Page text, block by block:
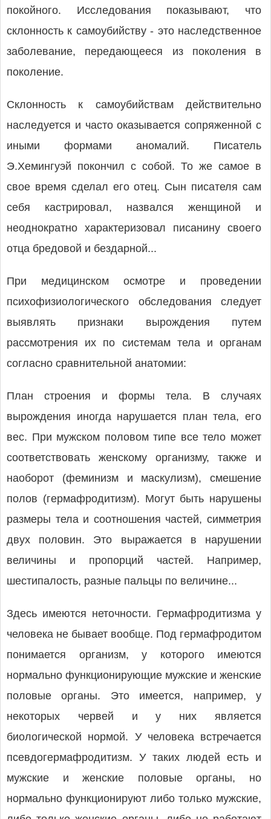
покойного. Исследования показывают, что
склонность к самоубийству - это наследственное
заболевание, передающееся из поколения в
поколение.
Склонность к самоубийствам действительно
наследуется и часто оказывается сопряженной с
иными формами аномалий. Писатель
Э.Хемингуэй покончил с собой. То же самое в
свое время сделал его отец. Сын писателя сам
себя кастрировал, назвался женщиной и
неоднократно характеризовал писанину своего
отца бредовой и бездарной...
При медицинском осмотре и проведении
психофизиологического обследования следует
выявлять признаки вырождения путем
рассмотрения их по системам тела и органам
согласно сравнительной анатомии:
План строения и формы тела. В случаях
вырождения иногда нарушается план тела, его
вес. При мужском половом типе все тело может
соответствовать женскому организму, также и
наоборот (феминизм и маскулизм), смешение
полов (гермафродитизм). Могут быть нарушены
размеры тела и соотношения частей, симметрия
двух половин. Это выражается в нарушении
величины и пропорций частей. Например,
шестипалость, разные пальцы по величине...
Здесь имеются неточности. Гермафродитизма у
человека не бывает вообще. Под гермафродитом
понимается организм, у которого имеются
нормально функционирующие мужские и женские
половые органы. Это имеется, например, у
некоторых червей и у них является
биологической нормой. У человека встречается
псевдогермафродитизм. У таких людей есть и
мужские и женские половые органы, но
нормально функционируют либо только мужские,